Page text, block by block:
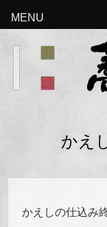
かえ
かえしの仕込み
MENU